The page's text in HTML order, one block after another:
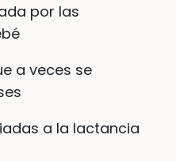
por las
a veces se
a la lactancia